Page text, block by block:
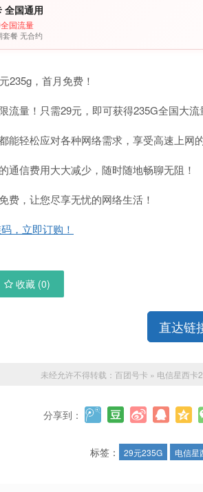
全国通用
国流量
餐 无合约
235g，首月免费！
流量！只需29元，即可获得235G全国大流
能轻松应对各种网络需求，享受高速上网的
通信费用大大减少，随时随地畅聊无阻！
费，让您尽享无忧的网络生活！
，立即订购！
收藏 (0)
直达链
未经允许不得转载： 百团号卡 » 电信星西卡
分享到：
标签： 29元235G 电信星